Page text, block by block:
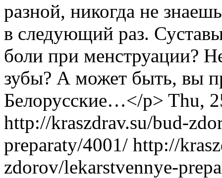
разной, никогда не
в следующий раз.
боли при менструации?
зубы? А может быть, вы
Белорусские…</p> Thu,
http://kraszdrav.su/bud-
preparaty/4001/ http://
zdorov/lekarstvennye-